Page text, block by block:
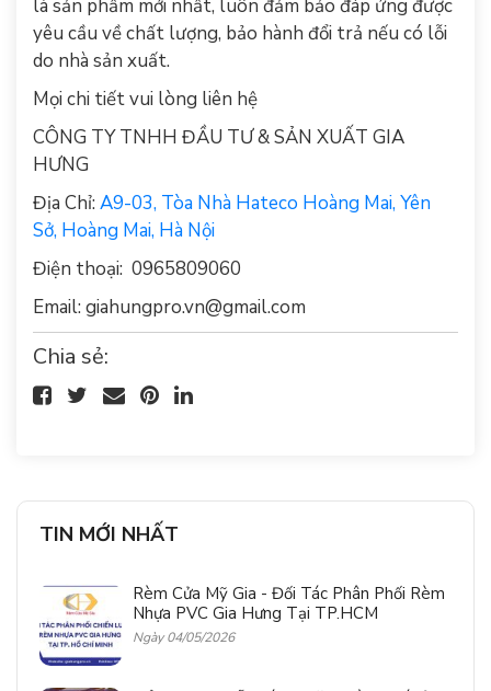
là sản phẩm mới nhất, luôn đảm bảo đáp ứng được
yêu cầu về chất lượng, bảo hành đổi trả nếu có lỗi
do nhà sản xuất.
Mọi chi tiết vui lòng liên hệ
CÔNG TY TNHH ĐẦU TƯ & SẢN XUẤT GIA
HƯNG
Địa Chỉ: A9-03, Tòa Nhà Hateco Hoàng Mai, Yên
Sở, Hoàng Mai, Hà Nội
Điện thoại: 0965809060
Email: giahungpro.vn@gmail.com
Chia sẻ:
TIN MỚI NHẤT
Rèm Cửa Mỹ Gia - Đối Tác Phân Phối Rèm
Nhựa PVC Gia Hưng Tại TP.HCM
Ngày 04/05/2026